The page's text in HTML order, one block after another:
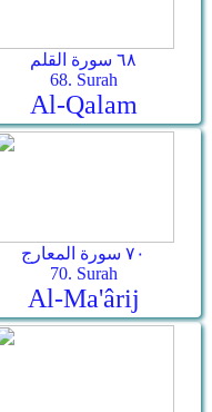
٦٨ سورة القلم
68. Surah
Al-Qalam
٧٠ سورة المعارج
70. Surah
Al-Ma'ârij